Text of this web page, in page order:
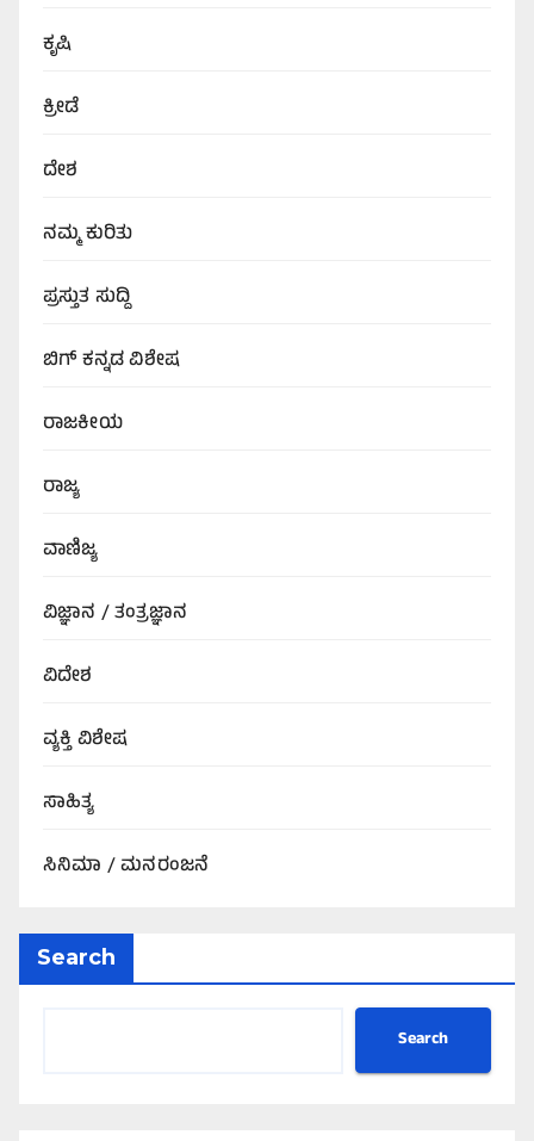
ಕೃಷಿ
ಕ್ರೀಡೆ
ದೇಶ
ನಮ್ಮ ಕುರಿತು
ಪ್ರಸ್ತುತ ಸುದ್ದಿ
ಬಿಗ್‌ ಕನ್ನಡ ವಿಶೇಷ
ರಾಜಕೀಯ
ರಾಜ್ಯ
ವಾಣಿಜ್ಯ
ವಿಜ್ಞಾನ / ತಂತ್ರಜ್ಞಾನ
ವಿದೇಶ
ವ್ಯಕ್ತಿ ವಿಶೇಷ
ಸಾಹಿತ್ಯ
ಸಿನಿಮಾ / ಮನರಂಜನೆ
Search
Search